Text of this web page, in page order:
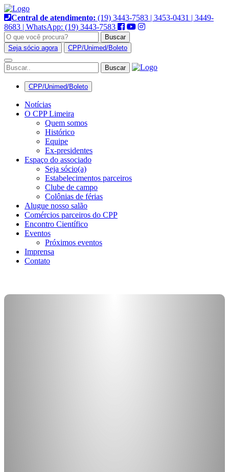
Pular
para
o
conteúdo
Central de atendimento: (19) 3443-7583 | 3453-0431 | 3449-
8683 | WhatsApp: (19) 3443-7583
Buscar
Seja sócio agora
CPP/Unimed/Boleto
Alternar
navegação
CPP/Unimed/Boleto
Notícias
O CPP Limeira
Quem somos
Histórico
Equipe
Ex-presidentes
Espaço do associado
Seja sócio(a)
Estabelecimentos parceiros
Clube de campo
Colônias de férias
Alugue nosso salão
Comércios parceiros do CPP
Encontro Científico
Eventos
Próximos eventos
Imprensa
Contato